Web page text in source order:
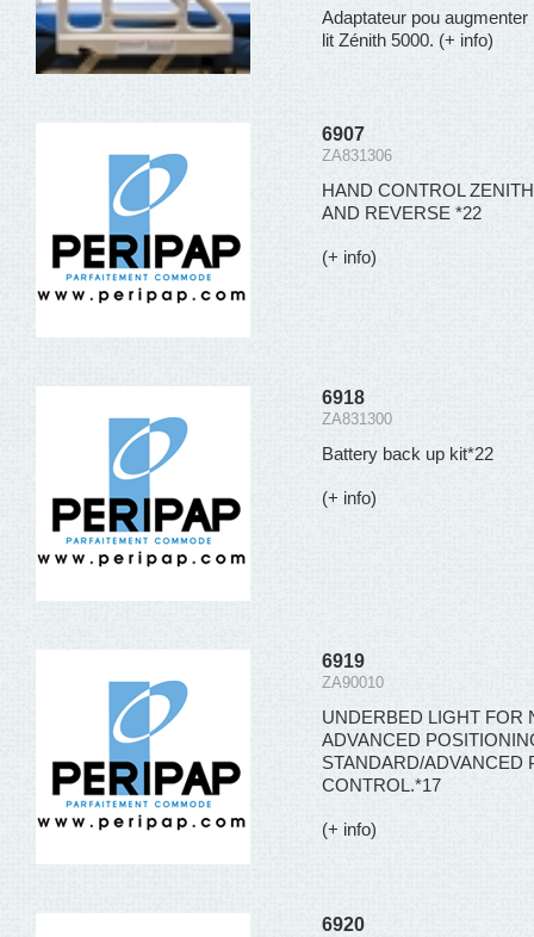
Adaptateur pou
lit Zénith 5000. (+ info)
6907
ZA831306
HAND CONTROL
AND REVERSE *22
(+ info)
6918
ZA831300
Battery back up kit*22
(+ info)
6919
ZA90010
UNDERBED LIGHT FOR
ADVANCED
STANDARD/ADVANCED
CONTROL.*17
(+ info)
6920